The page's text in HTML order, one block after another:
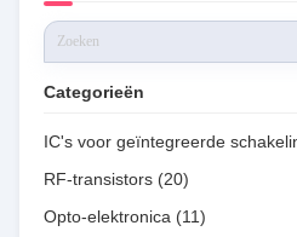
Categorieën
IC's voor geïntegreerde
RF-transistors (20)
Opto-elektronica (11)